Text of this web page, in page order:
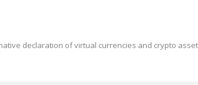
declaration of virtual currencies and crypto